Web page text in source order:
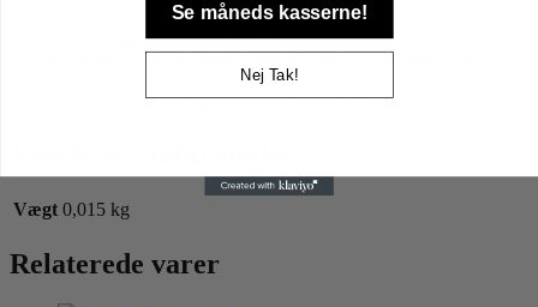
Spiral snor til klikker i god kvalitet.
Karabinhagen gør det nemt sættes den fast på line, taske eller lign.
Den kraftige nøglering, gør klikkeren bliver på snoren.
Vægt 0,015 kg
Relaterede varer
Se måneds kasserne!
Nej Tak!